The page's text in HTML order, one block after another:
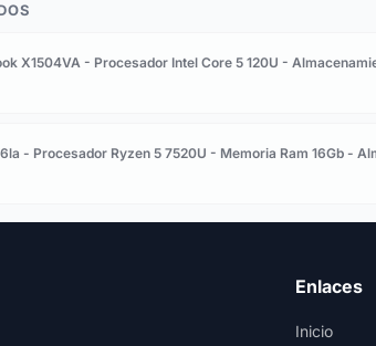
X1504VA - Procesador Intel Core 5 120U -
- Procesador Ryzen 5 7520U - Memoria Ram 16Gb -
Enlaces
Inicio